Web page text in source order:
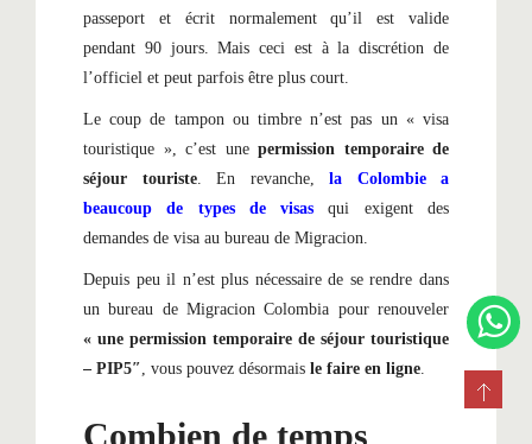
passeport et écrit normalement qu’il est valide
pendant 90 jours. Mais ceci est à la discrétion de
l’officiel et peut parfois être plus court.
Le coup de tampon ou timbre n’est pas un « visa
touristique », c’est une permission temporaire de
séjour touriste. En revanche, la Colombie a
beaucoup de types de visas
qui exigent des
demandes de visa au bureau de Migracion.
Depuis peu il n’est plus nécessaire de se rendre dans
un bureau de Migracion Colombia pour renouveler
« une permission temporaire de séjour touristique
– PIP5″, vous pouvez désormais le faire en ligne.
Combien de temps